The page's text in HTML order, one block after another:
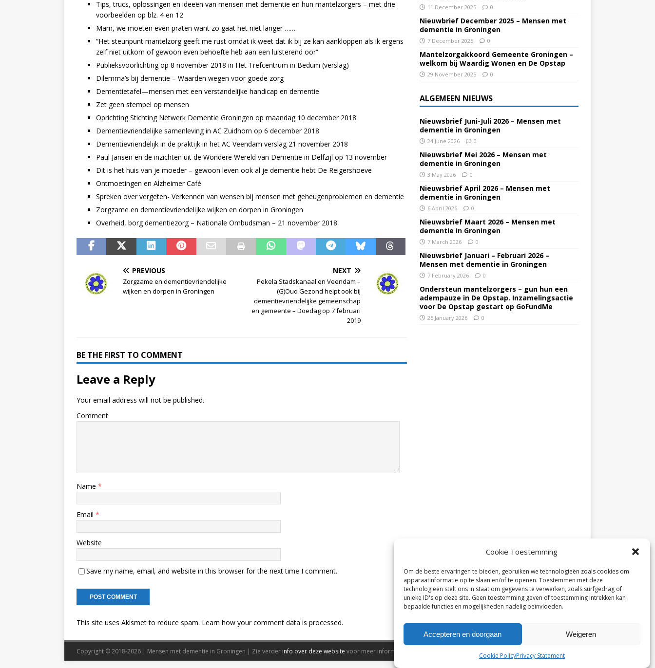
Cookie Toestemming
Om de beste ervaringen te bieden, gebruiken we technologieën zoals cookies om
apparaatinformatie op te slaan en/of te openen. Toestemmen met deze
technologieën stelt ons in staat om gegevens te verwerken, zoals surfgedrag of
unieke ID's op deze site. Geen toestemming geven of toestemming intrekken kan
bepaalde functies en mogelijkheden nadelig beïnvloeden.
Accepteren en doorgaan Weigeren
Cookie PolicyPrivacy Statement
Tips, trucs, oplossingen en ideeën van mensen met dementie en hun mantelzorgers – met drie
voorbeelden op blz. 4 en 12
Mam, we moeten even praten want zo gaat het niet langer …….
“Het steunpunt mantelzorg geeft me rust omdat ik weet dat ik bij ze kan aankloppen als ik ergens
zelf niet uitkom of gewoon even behoefte heb aan een luisterend oor”
Publieksvoorlichting op 8 november 2018 in Het Trefcentrum in Bedum (verslag)
Dilemma’s bij dementie – Waarden wegen voor goede zorg
Dementietafel—mensen met een verstandelijke handicap en dementie
Zet geen stempel op mensen
Oprichting Stichting Netwerk Dementie Groningen op maandag 10 december 2018
Dementievriendelijke samenleving in AC Zuidhorn op 6 december 2018
Dementievriendelijk in de praktijk in het AC Veendam verslag 21 november 2018
Paul Jansen en de inzichten uit de Wondere Wereld van Dementie in Delfzijl op 13 november
Dit is het huis van je moeder – gewoon leven ook al je dementie hebt De Reigershoeve
Ontmoetingen en Alzheimer Café
Spreken over vergeten- Verkennen van wensen bij mensen met geheugenproblemen en dementie
Zorgzame en dementievriendelijke wijken en dorpen in Groningen
Overheid, borg dementiezorg – Nationale Ombudsman – 21 november 2018
PREVIOUS
Zorgzame en dementievriendelijke
wijken en dorpen in Groningen
NEXT
Pekela Stadskanaal en Veendam –
(G)Oud Gezond helpt ook bij
dementievriendelijke gemeenschap
en gemeente – Doedag op 7 februari
2019
BE THE FIRST TO COMMENT
Leave a Reply
Your email address will not be published.
Comment
Name *
Email *
Website
Save my name, email, and website in this browser for the next time I comment.
This site uses Akismet to reduce spam. Learn how your comment data is processed.
11 December 2025 0
Nieuwbrief December 2025 – Mensen met
dementie in Groningen
7 December 2025 0
Mantelzorgakkoord Gemeente Groningen –
welkom bij Waardig Wonen en De Opstap
29 November 2025 0
ALGEMEEN NIEUWS
Nieuwsbrief Juni-Juli 2026 – Mensen met
dementie in Groningen
24 June 2026 0
Nieuwsbrief Mei 2026 – Mensen met
dementie in Groningen
3 May 2026 0
Nieuwsbrief April 2026 – Mensen met
dementie in Groningen
6 April 2026 0
Nieuwsbrief Maart 2026 – Mensen met
dementie in Groningen
7 March 2026 0
Nieuwsbrief Januari – Februari 2026 –
Mensen met dementie in Groningen
7 February 2026 0
Ondersteun mantelzorgers – gun hun een
adempauze in De Opstap. Inzamelingsactie
voor De Opstap gestart op GoFundMe
25 January 2026 0
Copyright © 2018-2026 | Mensen met dementie in Groningen | Zie verder info over deze website voor meer informatie.